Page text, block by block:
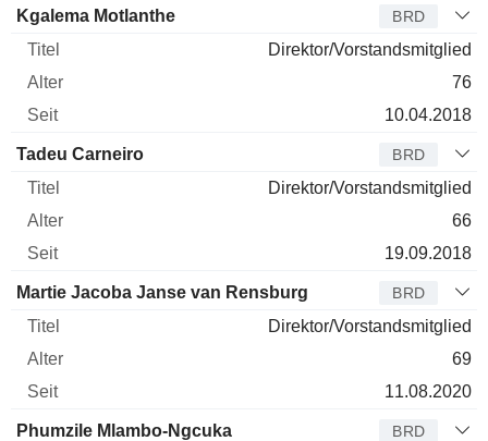
Kgalema Motlanthe BRD
Direktor/Vorstandsmitglied
76
10.04.2018
Tadeu Carneiro BRD
Direktor/Vorstandsmitglied
66
19.09.2018
Martie Jacoba Janse van Rensburg BRD
Direktor/Vorstandsmitglied
69
11.08.2020
Phumzile Mlambo-Ngcuka BRD